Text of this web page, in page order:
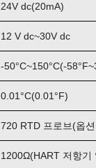
24V dc(20mA)
12 V dc~30V dc
-50°C~150°C(-
0.01°C(0.01°F)
720 RTD 프로브(옵
1200Ω(HART 저항기